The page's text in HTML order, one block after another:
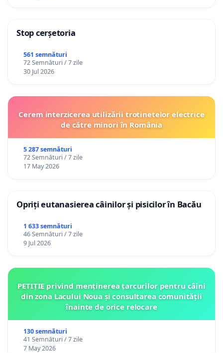
Stop cerșetoria
561 semnături
72 Semnături / 7 zile
30 Jul 2026
Cerem interzicerea utilizării trotinetelor electrice
de către minori în România
5 287 semnături
72 Semnături / 7 zile
17 May 2026
Opriți eutanasierea câinilor și pisicilor în Bacău
1 633 semnături
46 Semnături / 7 zile
9 Jul 2026
PETIȚIE privind menținerea țarcurilor pentru câini
din zona Lacului Noua și consultarea comunității
înainte de orice relocare
130 semnături
41 Semnături / 7 zile
7 May 2026